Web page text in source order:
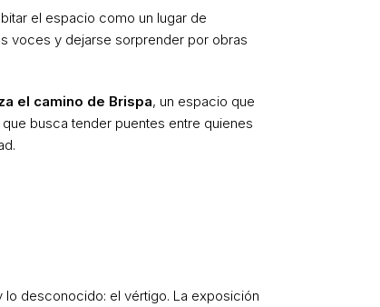
el espacio como un lugar de
voces y dejarse sorprender por obras
el camino de Brispa, un espacio que
busca tender puentes entre quienes
desconocido: el vértigo. La exposición